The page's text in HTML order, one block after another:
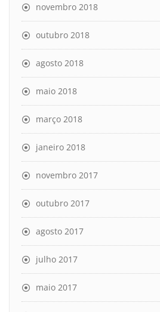
novembro 2018
outubro 2018
agosto 2018
maio 2018
março 2018
janeiro 2018
novembro 2017
outubro 2017
agosto 2017
julho 2017
maio 2017